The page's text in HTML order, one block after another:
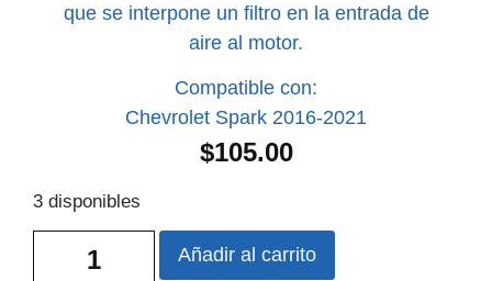
que se interpone un filtro en la entrada de
aire al motor.
Compatible con:
Chevrolet Spark 2016-2021
$105.00
3 disponibles
Añadir al carrito